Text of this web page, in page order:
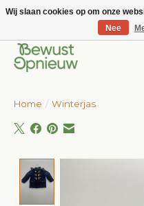
Wij bieden het grootste aanbod in
Home / Winterjas
Wij slaan cookies op om onze
Nee